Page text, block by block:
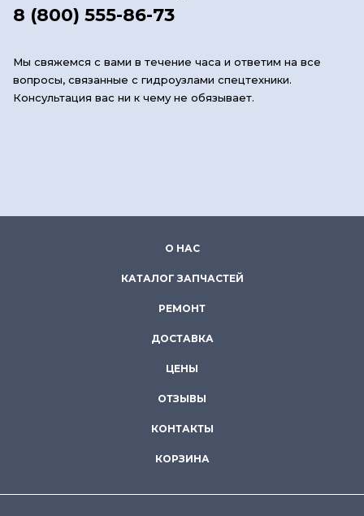
8 (800) 555-86-73
Мы свяжемся с вами в течение часа и ответим на все
вопросы, связанные с гидроузлами спецтехники.
Консультация вас ни к чему не обязывает.
О НАС
КАТАЛОГ ЗАПЧАСТЕЙ
РЕМОНТ
ДОСТАВКА
ЦЕНЫ
ОТЗЫВЫ
КОНТАКТЫ
КОРЗИНА